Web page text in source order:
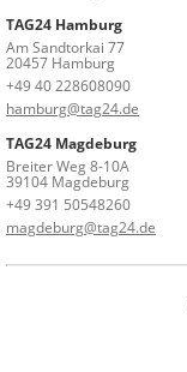
TAG24 Hamburg
Am Sandtorkai 77
20457 Hamburg
+49 40 228608090
hamburg@tag24.de
TAG24 Magdeburg
Breiter Weg 8-10A
39104 Magdeburg
+49 391 50548260
magdeburg@tag24.de